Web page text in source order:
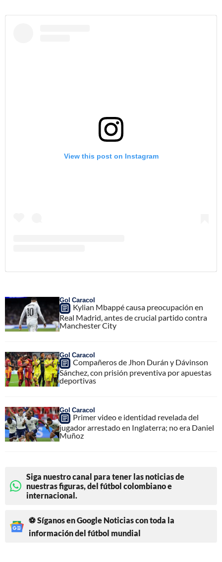
View this post on Instagram
Gol Caracol
Kylian Mbappé causa preocupación en
Real Madrid, antes de crucial partido contra
Manchester City
Gol Caracol
Compañeros de Jhon Durán y Dávinson
Sánchez, con prisión preventiva por apuestas
deportivas
Gol Caracol
Primer video e identidad revelada del
jugador arrestado en Inglaterra; no era Daniel
Muñoz
Siga nuestro canal para tener las noticias de
nuestras figuras, del fútbol colombiano e
internacional.
⚽ Síganos en Google Noticias con toda la
información del fútbol mundial